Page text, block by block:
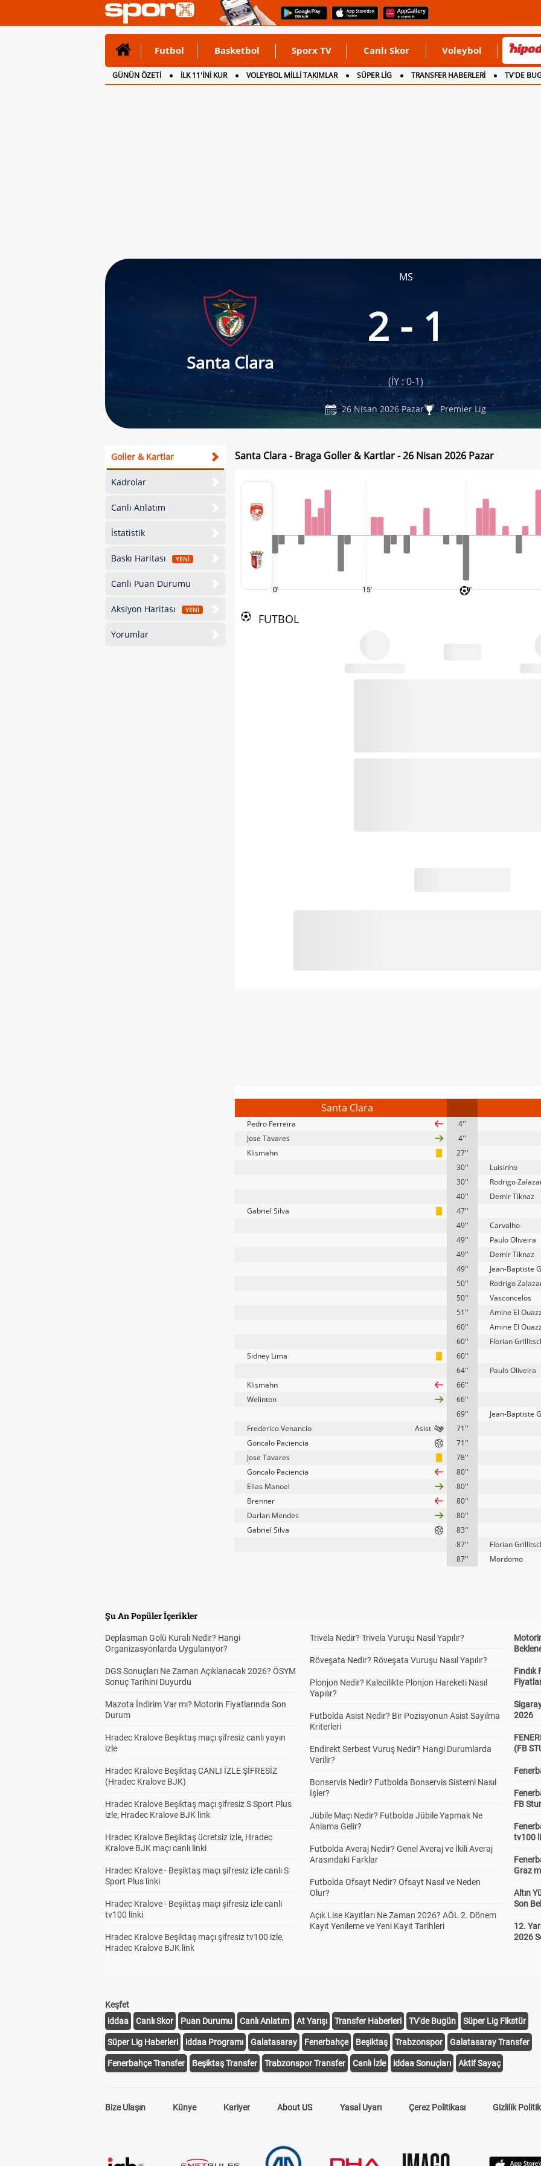
Futbol Basketbol Sporx TV Canlı Skor Voleybol
GÜNÜN ÖZETİ İLK 11'İNİ KUR VOLEYBOL MİLLİ TAKIMLAR SÜPER LİG TRANSFER HABERLERİ TV'DE
CANLI ANLATIM
İNGİLTERE
MS
Santa Clara
2 - 1
(İY : 0-1)
26 Nisan 2026 Pazar Premier Lig
Goller & Kartlar
Kadrolar
Canlı Anlatım
İstatistik
Baskı Haritası YENİ
Canlı Puan Durumu
Aksiyon Haritası YENİ
Yorumlar
Santa Clara - Braga Goller & Kartlar - 26 Nisan 2026 Pazar
0' 15' 30'
FUTBOL
Santa Clara
Pedro Ferreira
4''
Jose Tavares
4''
Klismahn
27''
30''
Luisinho
30''
Rodrigo
40''
Demir Tiknaz
Gabriel Silva
47''
49''
Carvalho
49''
Paulo Oliveira
49''
Demir Tiknaz
49''
Jean-Baptiste
50''
Rodrigo
50''
Vasconcelos
51''
Amine El
60''
Amine El
60''
Florian
Sidney Lima
60''
64''
Paulo Oliveira
Klismahn
66''
Welinton
66''
69''
Jean-Baptiste
Frederico Venancio
71''
Goncalo Paciencia
71''
Jose Tavares
78''
Goncalo Paciencia
80''
Elias Manoel
80''
Brenner
80''
Darlan Mendes
80''
Gabriel Silva
83''
87''
Florian
87''
Mordomo
Şu An Popüler İçerikler
Deplasman Golü Kuralı Nedir? Hangi
Organizasyonlarda Uygulanıyor?
DGS Sonuçları Ne Zaman Açıklanacak 2026? ÖSYM
Sonuç Tarihini Duyurdu
Mazota İndirim Var mı? Motorin Fiyatlarında Son
Durum
Hradec Kralove Beşiktaş maçı şifresiz canlı yayın
izle
Hradec Kralove Beşiktaş CANLI İZLE ŞİFRESİZ
(Hradec Kralove BJK)
Hradec Kralove Beşiktaş maçı şifresiz S Sport Plus
izle, Hradec Kralove BJK link
Hradec Kralove Beşiktaş ücretsiz izle, Hradec
Kralove BJK maçı canlı linki
Hradec Kralove - Beşiktaş maçı şifresiz izle canlı S
Sport Plus linki
Hradec Kralove - Beşiktaş maçı şifresiz izle canlı
tv100 linki
Hradec Kralove Beşiktaş maçı şifresiz tv100 izle,
Hradec Kralove BJK link
Trivela Nedir? Trivela Vuruşu Nasıl Yapılır?
Röveşata Nedir? Röveşata Vuruşu Nasıl Yapılır?
Plonjon Nedir? Kalecilikte Plonjon Hareketi Nasıl
Yapılır?
Futbolda Asist Nedir? Bir Pozisyonun Asist Sayılma
Kriterleri
Endirekt Serbest Vuruş Nedir? Hangi Durumlarda
Verilir?
Bonservis Nedir? Futbolda Bonservis Sistemi Nasıl
İşler?
Jübile Maçı Nedir? Futbolda Jübile Yapmak Ne
Anlama Gelir?
Futbolda Averaj Nedir? Genel Averaj ve İkili Averaj
Arasındaki Farklar
Futbolda Ofsayt Nedir? Ofsayt Nasıl ve Neden
Olur?
Açık Lise Kayıtları Ne Zaman 2026? AÖL 2. Dönem
Kayıt Yenileme ve Yeni Kayıt Tarihleri
Fındık
2026
(FB
FB
tv100
Graz
Altın
Son
12.
2026
Keşfet
iddaa
Canlı Skor Puan Durumu Canlı Anlatım At Yarışı Transfer Haberleri TV'de Bugün Süper Lig Fikstür
Süper Lig Haberleri iddaa Programı Galatasaray Fenerbahçe Beşiktaş Trabzonspor Galatasaray Transfer
Fenerbahçe Transfer Beşiktaş Transfer Trabzonspor Transfer Canlı İzle iddaa Sonuçları Aktif Sayaç
Bize Ulaşın Künye Kariyer About US Yasal Uyarı Çerez Politikası Gizlilik